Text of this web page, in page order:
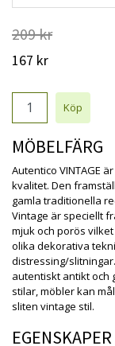
209 kr
167 kr
MÖBELFÄRG
Autentico VINTAGE
kvalitet. Den
gamla traditionella
Vintage är speciellt
mjuk och porös
olika dekorativa
distressing/
autentiskt antikt och
stilar, möbler kan
sliten vintage stil.
EGENSKAPER